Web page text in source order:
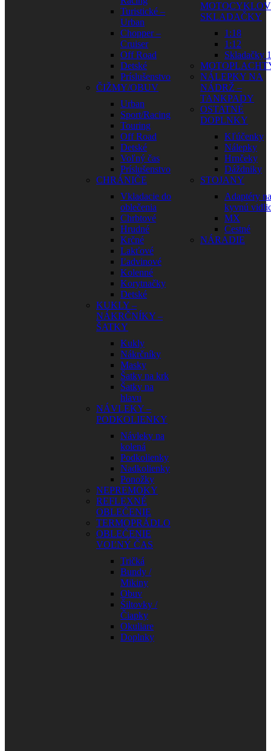
Turistické –
Urban
Chopper –
Cruiser
Off Road
Detské
Príslušenstvo
ČIŽMY/OBUV
Urban
Sport/Racing
Touring
Off Road
Detské
Voľný čas
Príslušenstvo
CHRÁNIČE
Vkladacie do
oblečenia
Chrbtové
Hrudné
Krčné
Lakťové
Ľadvinové
Kolenné
Korytnačky
Detské
KUKLY –
NÁKRČNÍKY –
ŠATKY
Kukly
Nákrčníky
Masky
Šatky na krk
Šatky na
hlavu
NÁVLEKY –
PODKOLIENKY
Návleky na
kolená
Podkolienky
Nadkolienky
Ponožky
NEPREMOKY
REFLEXNÉ
OBLEČENIE
TERMOPRÁDLO
OBLEČENIE
VOĽNÝ ČAS
Tričká
Bundy /
Mikiny
Obuv
Šiltovky /
Čiapky
Okuliare
Doplnky
SKLADAČKY
1:18
1:12
Skladačky
NÁLEPKY NA
NÁDRŽ –
TANKPADY
OSTATNÉ
DOPLNKY
Kľúčenky
Nálepky
Hrnčeky
Dáždniky
STOJANY
Adaptéry na
kyvnú
MX
Cestné
NÁRADIE